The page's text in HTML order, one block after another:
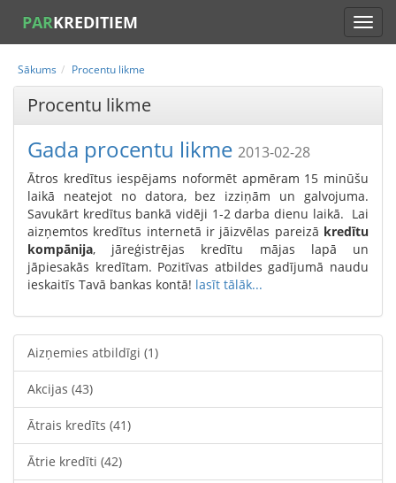
PARKREDITIEM
Sākums Procentu likme
Procentu likme
Gada procentu likme 2013-02-28
Ātros kredītus iespējams noformēt apmēram 15 minūšu
laikā neatejot no datora, bez izziņām un galvojuma.
Savukārt kredītus bankā vidēji 1-2 darba dienu laikā. Lai
aizņemtos kredītus internetā ir jāizvēlas pareizā kredītu
kompānija, jāreģistrējas kredītu mājas lapā un
jāpiesakās kredītam. Pozitīvas atbildes gadījumā naudu
ieskaitīs Tavā bankas kontā! lasīt tālāk...
Aizņemies atbildīgi (1)
Akcijas (43)
Ātrais kredīts (41)
Ātrie kredīti (42)